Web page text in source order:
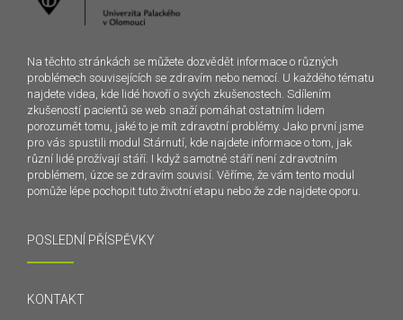
Na těchto stránkách se můžete dozvědět informace o různých
problémech souvisejících se zdravím nebo nemocí. U každého tématu
najdete videa, kde lidé hovoří o svých zkušenostech. Sdílením
zkušeností pacientů se web snaží pomáhat ostatním lidem
porozumět tomu, jaké to je mít zdravotní problémy. Jako první jsme
pro vás spustili modul Stárnutí, kde najdete informace o tom, jak
různí lidé prožívají stáří. I když samotné stáří není zdravotním
problémem, úzce se zdravím souvisí. Věříme, že vám tento modul
pomůže lépe pochopit tuto životní etapu nebo že zde najdete oporu.
POSLEDNÍ PŘÍSPĚVKY
KONTAKT